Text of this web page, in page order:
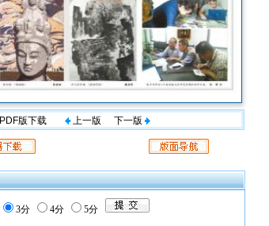
PDF版下载 上一版 下一版
3分 4分 5分